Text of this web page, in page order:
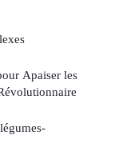
Apaiser les